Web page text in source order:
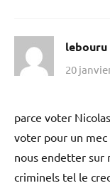
lebouru
20
parce voter
voter pour un
nous endetter sur
criminels tel le